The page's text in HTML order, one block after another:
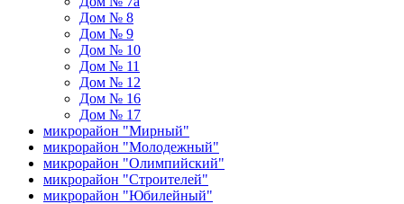
Дом № 8
Дом № 9
Дом № 10
Дом № 11
Дом № 12
Дом № 16
Дом № 17
микрорайон "Мирный"
микрорайон "Молодежный"
микрорайон "Олимпийский"
микрорайон "Строителей"
микрорайон "Юбилейный"